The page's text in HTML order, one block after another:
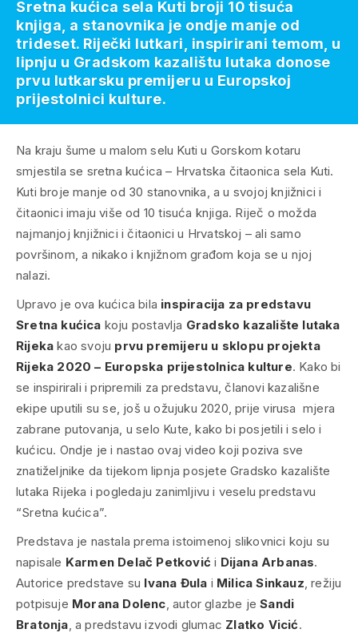
Na kraju šume u malom selu Kuti u Gorskom kotaru
smjestila se sretna kućica – Hrvatska čitaonica sela Kuti.
Kuti broje manje od 30 stanovnika, a u svojoj knjižnici i
čitaonici imaju više od 10 tisuća knjiga. Riječ o možda
najmanjoj knjižnici i čitaonici u Hrvatskoj – ali samo
površinom, a nikako i knjižnom građom koja se u njoj
nalazi.
Upravo je ova kućica bila inspiracija za predstavu
Sretna kućica koju postavlja Gradsko kazalište lutaka
Rijeka kao svoju prvu premijeru u sklopu projekta
Rijeka 2020 – Europska prijestolnica kulture. Kako bi
se inspirirali i pripremili za predstavu, članovi kazališne
ekipe uputili su se, još u ožujuku 2020, prije virusa mjera
zabrane putovanja, u selo Kute, kako bi posjetili i selo i
kućicu. Ondje je i nastao ovaj video koji poziva sve
znatiželjnike da tijekom lipnja posjete Gradsko kazalište
lutaka Rijeka i pogledaju zanimljivu i veselu predstavu
“Sretna kućica”.
Predstava je nastala prema istoimenoj slikovnici koju su
napisale Karmen Delač Petković i Dijana Arbanas.
Autorice predstave su Ivana Đula i Milica Sinkauz, režiju
potpisuje Morana Dolenc, autor glazbe jeSandi
Bratonja, a predstavu izvodi glumac Zlatko Vicić.
Sretna kućica sela Kuti broji 10 tisuća
knjiga, a stanovnika je ondje manje od
trideset. Riječki lutkari, inspirirani temom, u
lipnju u Gradskom kazalištu lutaka donose
prvu lutkarsku premijeru u Europskoj
prijestolnici kulture.